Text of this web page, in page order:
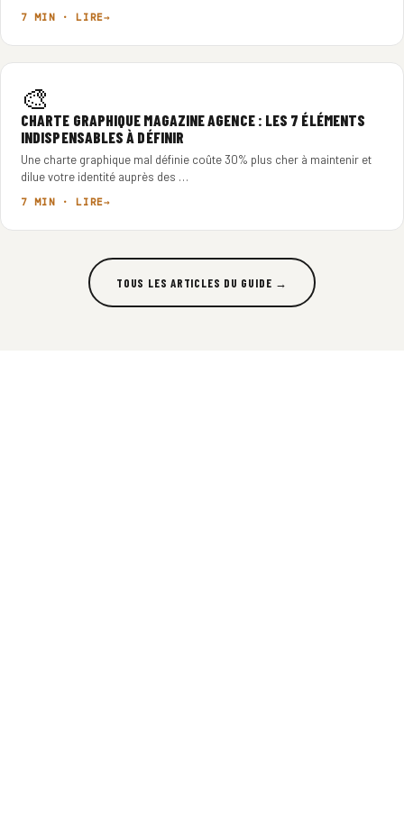
7 MIN · LIRE
🎨
CHARTE GRAPHIQUE MAGAZINE AGENCE : LES 7 ÉLÉMENTS
INDISPENSABLES À DÉFINIR
Une charte graphique mal définie coûte 30% plus cher à maintenir et
dilue votre identité auprès des …
7 MIN · LIRE
TOUS LES ARTICLES DU GUIDE →